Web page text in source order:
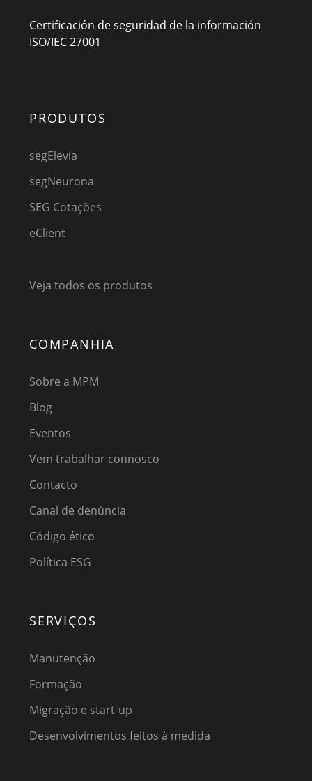
Certificación de seguridad de la información
ISO/IEC 27001
PRODUTOS
segElevia
segNeurona
SEG Cotações
eClient
Veja todos os produtos
COMPANHIA
Sobre a MPM
Blog
Eventos
Vem trabalhar connosco
Contacto
Canal de denúncia
Código ético
Política ESG
SERVIÇOS
Manutenção
Formação
Migração e start-up
Desenvolvimentos feitos à medida